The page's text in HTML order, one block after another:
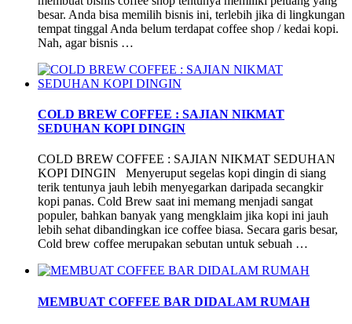
besar. Anda bisa memilih bisnis ini, terlebih jika di lingkungan
tempat tinggal Anda belum terdapat coffee shop / kedai kopi.
Nah, agar bisnis …
COLD BREW COFFEE : SAJIAN NIKMAT
SEDUHAN KOPI DINGIN
COLD BREW COFFEE : SAJIAN NIKMAT SEDUHAN
KOPI DINGIN Menyeruput segelas kopi dingin di siang
terik tentunya jauh lebih menyegarkan daripada secangkir
kopi panas. Cold Brew saat ini memang menjadi sangat
populer, bahkan banyak yang mengklaim jika kopi ini jauh
lebih sehat dibandingkan ice coffee biasa. Secara garis besar,
Cold brew coffee merupakan sebutan untuk sebuah …
MEMBUAT COFFEE BAR DIDALAM RUMAH